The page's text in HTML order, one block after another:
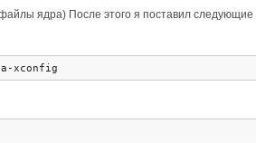
ядра) После этого я поставил следующие
xconfig